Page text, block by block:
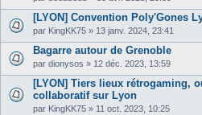
[LYON] Convention Poly'Gones
par KingKK75 » 13 janv. 2024, 23:41
Bagarre autour de Grenoble
par dionysos » 12 déc. 2023, 13:59
[LYON] Tiers lieux rétrogaming,
collaboratif sur Lyon
par KingKK75 » 11 oct. 2023, 10:25